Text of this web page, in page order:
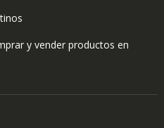
y vender productos en